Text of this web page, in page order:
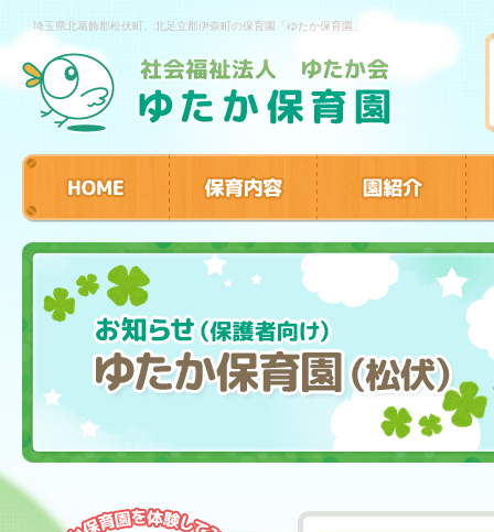
埼玉県北葛飾郡松伏町、北足立郡伊奈町の保育園「ゆたか保育園」